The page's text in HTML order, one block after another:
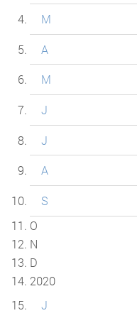
M
A
M
J
J
A
S
O
N
D
2020
J